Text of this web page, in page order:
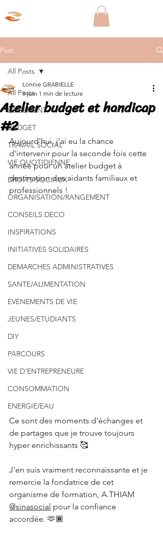
Post
All Posts
LOGEMENT
BUDGET
TRAVAIL SOCIAL
VIE QUOTIDIENNE
DROITS SOCIAUX
ORGANISATION/RANGEMENT
CONSEILS DECO
INSPIRATIONS
INITIATIVES SOLIDAIRES
DEMARCHES ADMINISTRATIVES
SANTE/ALIMENTATION
EVENEMENTS DE VIE
JEUNES/ETUDIANTS
DIY
PARCOURS
VIE D'ENTREPRENEURE
CONSOMMATION
ENERGIE/EAU
All Posts
Atelier budget et handicap
#2
Lonnie GRABIELLE
9 juin 1 min de lecture
Aujourd'hui, j’ai eu la chance
d'intervenir pour la seconde fois cette
année pour un atelier budget à
destination des aidants familiaux et
professionnels !
Ce sont des moments d'échanges et
de partages que je trouve toujours
hyper enrichissants 🥰
J’en suis vraiment reconnaissante et je
remercie la fondatrice de cet
organisme de formation, A.THIAM
@sinasocial pour la confiance
accordée. 🫶🏾